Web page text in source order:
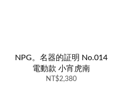
NPG。名器的証明 No.014
電動款 小宵虎南
NT$2,380